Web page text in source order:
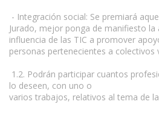
- Integración social: Se premiará
Jurado, mejor ponga de manifiesto
influencia de las TIC a promover
personas pertenecientes a colectivos
1.2. Podrán participar cuantos
lo deseen, con uno o
varios trabajos, relativos al tema de